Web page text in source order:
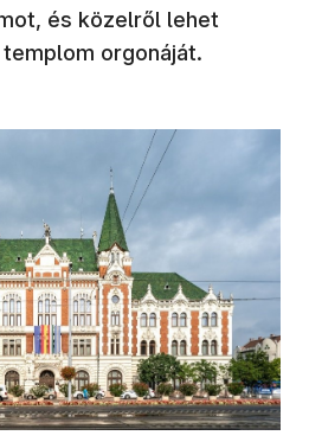
és közelről lehet
orgonáját.